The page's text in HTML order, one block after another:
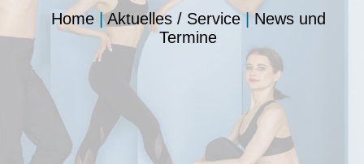
Home|Aktuelles / Service|News und
Termine